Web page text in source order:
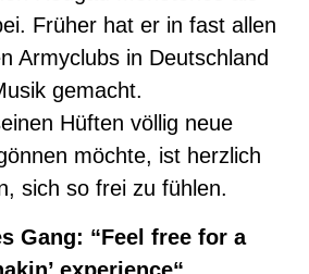
Früher hat er in fast allen
Armyclubs in Deutschland
gemacht.
Hüften völlig neue
möchte, ist herzlich
sich so frei zu fühlen.
Gang: “Feel free for a